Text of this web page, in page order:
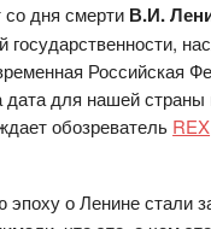
дня смерти В.И.
государственности,
Российская
дата для нашей страны
обозреватель REX
о Ленине стали